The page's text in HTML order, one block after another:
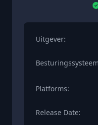
Uitgever:
Platforms:
Release Date: